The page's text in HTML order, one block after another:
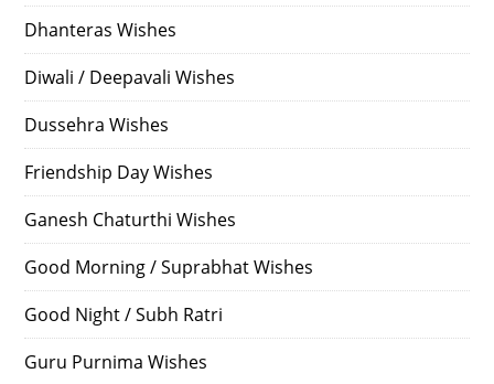
Dhanteras Wishes
Diwali / Deepavali Wishes
Dussehra Wishes
Friendship Day Wishes
Ganesh Chaturthi Wishes
Good Morning / Suprabhat Wishes
Good Night / Subh Ratri
Guru Purnima Wishes